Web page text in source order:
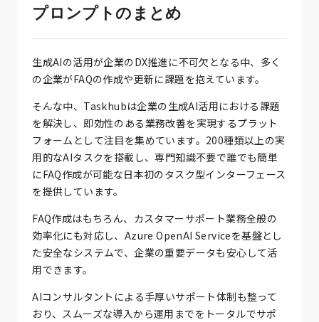
プロンプトのまとめ
生成AIの活用が企業のDX推進に不可欠となる中、多く
の企業がFAQの作成や更新に課題を抱えています。
そんな中、Taskhubは企業の生成AI活用における課題
を解決し、即効性のある業務改善を実現するプラット
フォームとして注目を集めています。200種類以上の実
用的なAIタスクを搭載し、専門知識不要で誰でも簡単
にFAQ作成が可能な日本初のタスク型インターフェース
を提供しています。
FAQ作成はもちろん、カスタマーサポート業務全般の
効率化にも対応し、Azure OpenAI Serviceを基盤とし
た安全なシステムで、企業の重要データも安心して活
用できます。
AIコンサルタントによる手厚いサポート体制も整って
おり、スムーズな導入から運用までをトータルでサポ